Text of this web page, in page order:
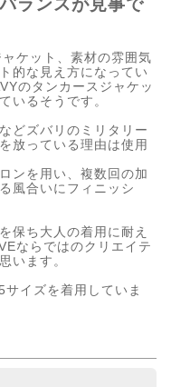
ランスが見事で
ケット、素材の雰囲気
的な見え方になってい
のタンカースジャケッ
いるそうです。
どズバリのミリタリー
放っている理由は使用
ンを用い、複数回の加
風合いにフィニッシ
保ち大人の着用に耐え
ならではのクリエイテ
います。
イズを着用していま